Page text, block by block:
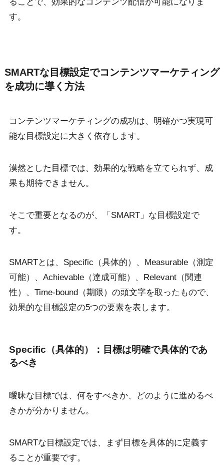
す。
SMARTな目標設定でコンテンツマーケティング
を成功に導く方法
コンテンツマーケティングの成功は、明確かつ実現可
能な目標設定に大きく依存します。
漠然とした目標では、効果的な戦略を立てられず、成
果も期待できません。
そこで重要となるのが、「SMART」な目標設定で
す。
SMARTとは、Specific（具体的）、Measurable（測定
可能）、Achievable（達成可能）、Relevant（関連
性）、Time-bound（期限）の頭文字を取ったもので、
効果的な目標設定の5つの要素を表します。
Specific（具体的）：目標は明確で具体的であ
るべき
曖昧な目標では、何をすべきか、どのように進めるべ
きかが分かりません。
SMARTな目標設定では、まず目標を具体的に定義す
ることが重要です。